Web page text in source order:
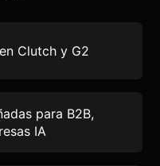
Clutch y G2
para B2B,
IA